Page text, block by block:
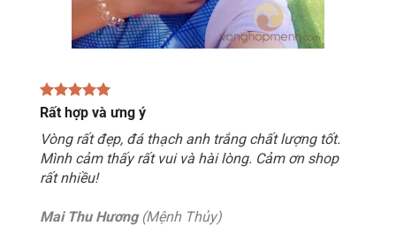
Rất hợp và ưng ý
Vòng rất đẹp, đá thạch anh trắng chất lượng tốt.
Mình cảm thấy rất vui và hài lòng. Cảm ơn shop
rất nhiều!
Mai Thu Hương(Mệnh Thủy)